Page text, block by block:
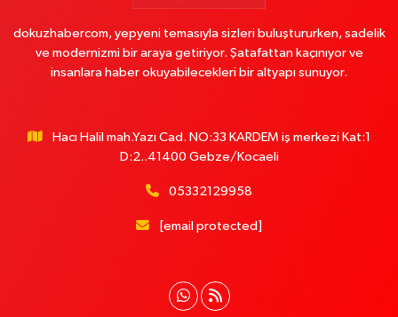
dokuzhabercom, yepyeni temasıyla sizleri buluştururken, sadelik
ve modernizmi bir araya getiriyor. Şatafattan kaçınıyor ve
insanlara haber okuyabilecekleri bir altyapı sunuyor.
Hacı Halil mah.Yazı Cad. NO:33 KARDEM iş merkezi Kat:1
D:2..41400 Gebze/Kocaeli
05332129958
[email protected]